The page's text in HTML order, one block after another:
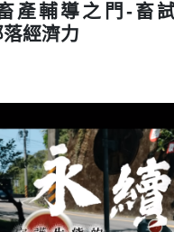
產輔導之門-畜
落經濟力